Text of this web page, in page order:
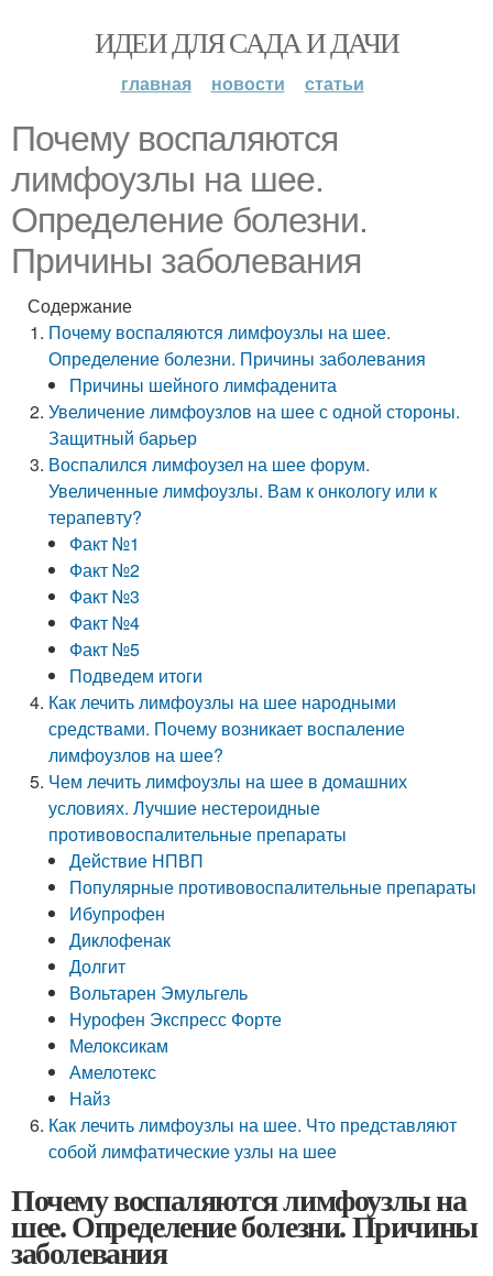
ИДЕИ ДЛЯ САДА И ДАЧИ
главная новости статьи
Почему воспаляются
лимфоузлы на шее.
Определение болезни.
Причины заболевания
Содержание
Почему воспаляются лимфоузлы на шее.
Определение болезни. Причины заболевания
Причины шейного лимфаденита
Увеличение лимфоузлов на шее с одной стороны.
Защитный барьер
Воспалился лимфоузел на шее форум.
Увеличенные лимфоузлы. Вам к онкологу или к
терапевту?
Факт №1
Факт №2
Факт №3
Факт №4
Факт №5
Подведем итоги
Как лечить лимфоузлы на шее народными
средствами. Почему возникает воспаление
лимфоузлов на шее?
Чем лечить лимфоузлы на шее в домашних
условиях. Лучшие нестероидные
противовоспалительные препараты
Действие НПВП
Популярные противовоспалительные препараты
Ибупрофен
Диклофенак
Долгит
Вольтарен Эмульгель
Нурофен Экспресс Форте
Мелоксикам
Амелотекс
Найз
Как лечить лимфоузлы на шее. Что представляют
собой лимфатические узлы на шее
Почему воспаляются лимфоузлы на
шее. Определение болезни. Причины
заболевания